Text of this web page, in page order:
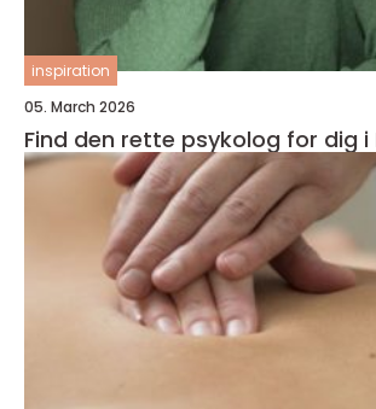
inspiration
05. March 2026
Find den rette psykolog for dig i